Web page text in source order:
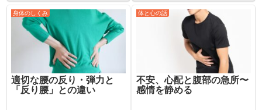
身体のしくみ
適切な腰の反り・弾力と
「反り腰」との違い
体と心の話
不安、心配と腹部の急所〜
感情を静める